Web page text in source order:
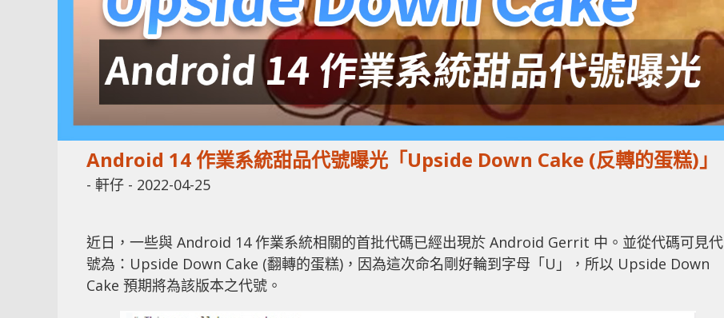
Android 14 作業系統甜品代號曝光「Upside Down Cake (反轉的蛋糕)」
- 軒仔 - 2022-04-25
近日，一些與 Android 14 作業系統相關的首批代碼已經出現於 Android Gerrit 中。並從代碼可見代
號為：Upside Down Cake (翻轉的蛋糕)，因為這次命名剛好輪到字母「U」，所以 Upside Down
Cake 預期將為該版本之代號。